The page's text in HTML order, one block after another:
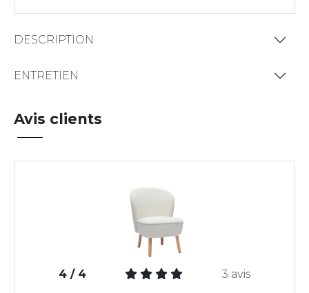
DESCRIPTION
ENTRETIEN
Avis clients
4 / 4 3 avis